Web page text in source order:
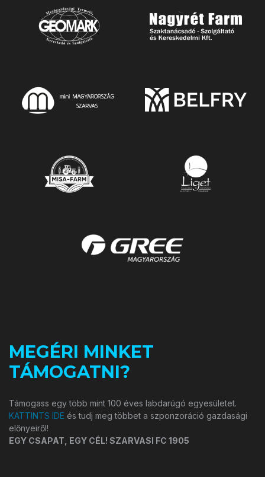
MEGÉRI MINKET
TÁMOGATNI?
Támogass egy több mint 100 éves labdarúgó egyesületet.
KATTINTS IDE és tudj meg többet a szponzoráció gazdasági
előnyeiről!
EGY CSAPAT, EGY CÉL! SZARVASI FC 1905